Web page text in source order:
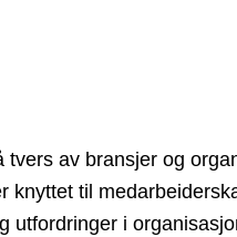
tvers av bransjer og
knyttet til
utfordringer i